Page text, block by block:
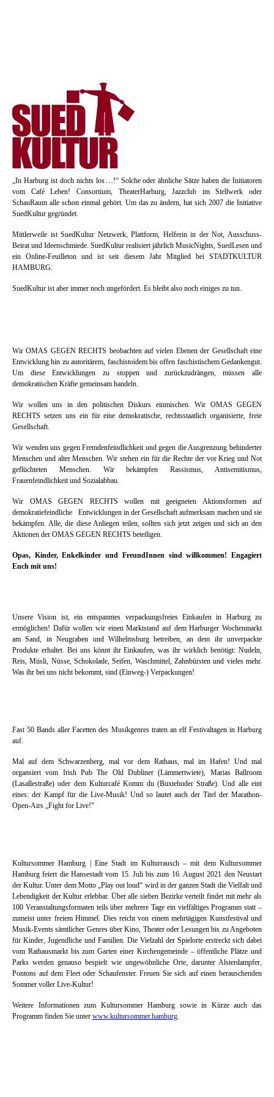
„In Harburg ist doch nichts los …!“ Solche oder ähnliche Sätze haben die Initiatoren
vom Café Leben! Consortium, TheaterHarburg, Jazzclub im Stellwerk oder
SchauRaum alle schon einmal gehört. Um das zu ändern, hat sich 2007 die Initiative
SuedKultur gegründet.
Mittlerweile ist SuedKultur Netzwerk, Plattform, Helferin in der Not, Ausschuss-
Beirat und Ideenschmiede. SuedKultur realisiert jährlich MusicNights, SuedLesen und
ein Online-Feuilleton und ist seit diesem Jahr Mitglied bei STADTKULTUR
HAMBURG.
SuedKultur ist aber immer noch ungefördert. Es bleibt also noch einiges zu tun.
Wir OMAS GEGEN RECHTS beobachten auf vielen Ebenen der Gesellschaft eine
Entwicklung hin zu autoritärem, faschistoidem bis offen faschistischem Gedankengut.
Um diese Entwicklungen zu stoppen und zurückzudrängen, müssen alle
demokratischen Kräfte gemeinsam handeln.
Wir wollen uns in den politischen Diskurs einmischen. Wir OMAS GEGEN
RECHTS setzen uns ein für eine demokratische, rechtsstaatlich organisierte, freie
Gesellschaft.
Wir wenden uns gegen Fremdenfeindlichkeit und gegen die Ausgrenzung behinderter
Menschen und alter Menschen. Wir stehen ein für die Rechte der vor Krieg und Not
geflüchteten Menschen. Wir bekämpfen Rassismus, Antisemitismus,
Frauenfeindlichkeit und Sozialabbau.
Wir OMAS GEGEN RECHTS wollen mit geeigneten Aktionsformen auf
demokratiefeindliche Entwicklungen in der Gesellschaft aufmerksam machen und sie
bekämpfen. Alle, die diese Anliegen teilen, sollten sich jetzt zeigen und sich an den
Aktionen der OMAS GEGEN RECHTS beteiligen.
Opas, Kinder, Enkelkinder und FreundInnen sind willkommen! Engagiert
Euch mit uns!
Unsere Vision ist, ein entspanntes verpackungsfreies Einkaufen in Harburg zu
ermöglichen! Dafür wollen wir einen Marktstand auf dem Harburger Wochenmarkt
am Sand, in Neugraben und Wilhelmsburg betreiben, an dem ihr unverpackte
Produkte erhaltet. Bei uns könnt ihr Einkaufen, was ihr wirklich benötigt: Nudeln,
Reis, Müsli, Nüsse, Schokolade, Seifen, Waschmittel, Zahnbürsten und vieles mehr.
Was ihr bei uns nicht bekommt, sind (Einweg-) Verpackungen!
Fast 50 Bands aller Facetten des Musikgenres traten an elf Festivaltagen in Harburg
auf.
Mal auf dem Schwarzenberg, mal vor dem Rathaus, mal im Hafen! Und mal
organsiert vom Irish Pub The Old Dubliner (Lämmertwiete), Marias Ballroom
(Lasallestraße) oder dem Kulturcafé Komm du (Buxtehuder Straße). Und alle eint
eines: der Kampf für die Live-Musik! Und so lautet auch der Titel der Marathon-
Open-Airs „Fight for Live!"
Kultursommer Hamburg | Eine Stadt im Kulturrausch – mit dem Kultursommer
Hamburg feiert die Hansestadt vom 15. Juli bis zum 16. August 2021 den Neustart
der Kultur. Unter dem Motto „Play out loud“ wird in der ganzen Stadt die Vielfalt und
Lebendigkeit der Kultur erlebbar. Über alle sieben Bezirke verteilt findet mit mehr als
100 Veranstaltungsformaten teils über mehrere Tage ein vielfältiges Programm statt –
zumeist unter freiem Himmel. Dies reicht von einem mehrtägigen Kunstfestival und
Musik-Events sämtlicher Genres über Kino, Theater oder Lesungen bis zu Angeboten
für Kinder, Jugendliche und Familien. Die Vielzahl der Spielorte erstreckt sich dabei
vom Rathausmarkt bis zum Garten einer Kirchengemeinde – öffentliche Plätze und
Parks werden genauso bespielt wie ungewöhnliche Orte, darunter Alsterdampfer,
Pontons auf dem Fleet oder Schaufenster. Freuen Sie sich auf einen berauschenden
Sommer voller Live-Kultur!
Weitere Informationen zum Kultursommer Hamburg sowie in Kürze auch das
Programm finden Sie unter www.kultursommer.hamburg